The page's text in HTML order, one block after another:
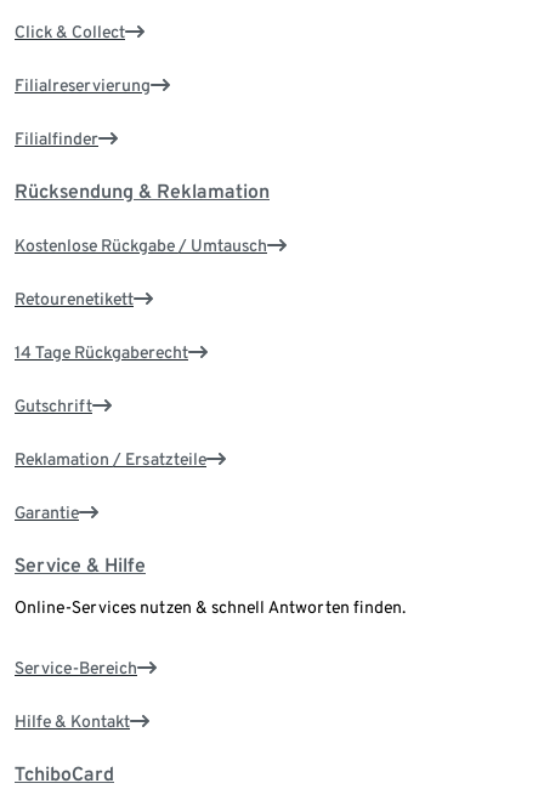
Click & Collect
Filialreservierung
Filialfinder
Rücksendung & Reklamation
Kostenlose Rückgabe / Umtausch
Retourenetikett
14 Tage Rückgaberecht
Gutschrift
Reklamation / Ersatzteile
Garantie
Service & Hilfe
Online-Services nutzen & schnell Antworten finden.
Service-Bereich
Hilfe & Kontakt
TchiboCard